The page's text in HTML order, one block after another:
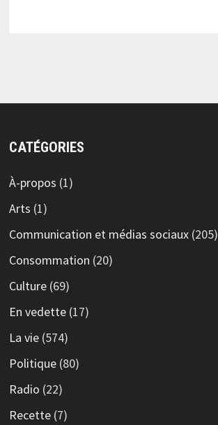
CATÉGORIES
À-propos (1)
Arts (1)
Communication et médias sociaux(205)
Consommation (20)
Culture(69)
En vedette(17)
La vie(574)
Politique(80)
Radio (22)
Recette(7)